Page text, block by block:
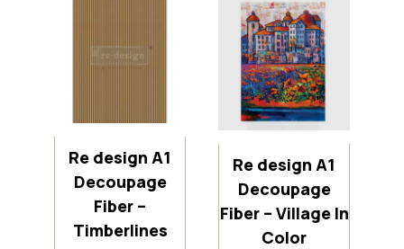
Re design A1
Decoupage
Fiber –
Timberlines
Re design A1
Decoupage
Fiber – Village In
Color